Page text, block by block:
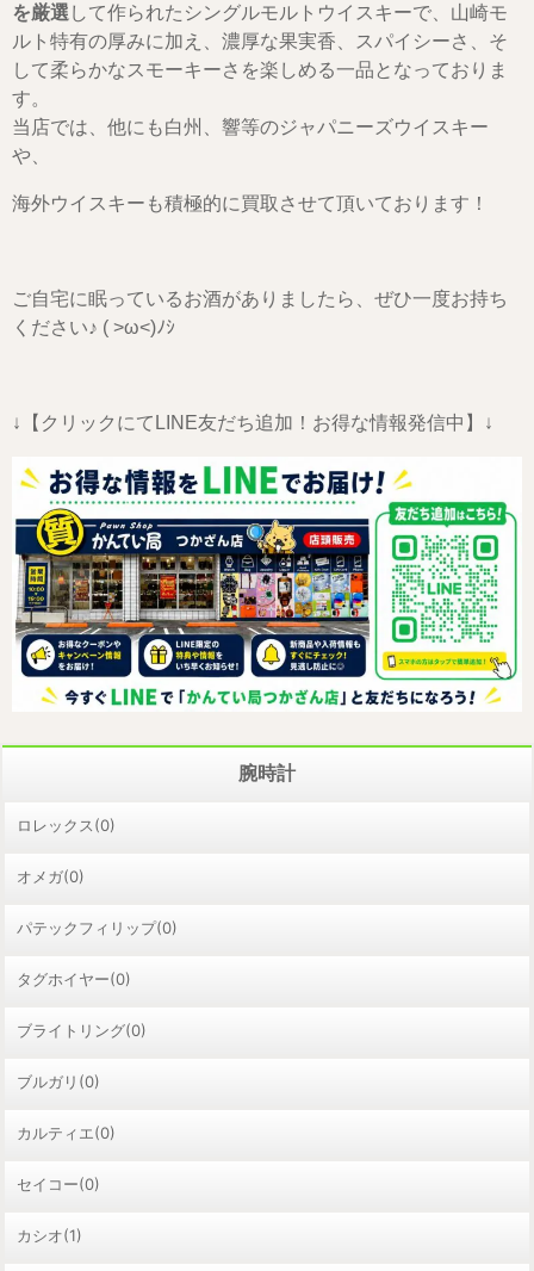
を厳選 して作られたシングルモルトウイスキーで、山崎モ
ルト特有の厚みに加え、濃厚な果実香、スパイシーさ、そ
して柔らかなスモーキーさを楽しめる一品となっておりま
す。
当店では、他にも白州、響等のジャパニーズウイスキー
や、
海外ウイスキーも積極的に買取させて頂いております！
ご自宅に眠っているお酒がありましたら、ぜひ一度お持ち
ください♪ ( >ω<)ﾉｼ
↓【クリックにてLINE友だち追加！お得な情報発信中】↓
腕時計
ロレックス(0)
オメガ(0)
パテックフィリップ(0)
タグホイヤー(0)
ブライトリング(0)
ブルガリ(0)
カルティエ(0)
セイコー(0)
カシオ(1)